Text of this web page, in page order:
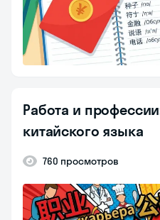
Работа и
китайского языка
760 просмотров